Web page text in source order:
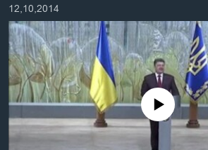
ໄປ
ຫາ
ຊອກ
ຄົ້ນ
ການເລືອກຕັ້ງ ປະທານາທີບໍດີ ສະຫະລັດ 2024
ຂ່າວ​ຈີນ
ໂລກ
ເອເຊຍ
ອິດສະຫຼະພາບດ້ານການຂ່າວ
ຊີວິດຊາວລາວ
12,10,2014
No media source